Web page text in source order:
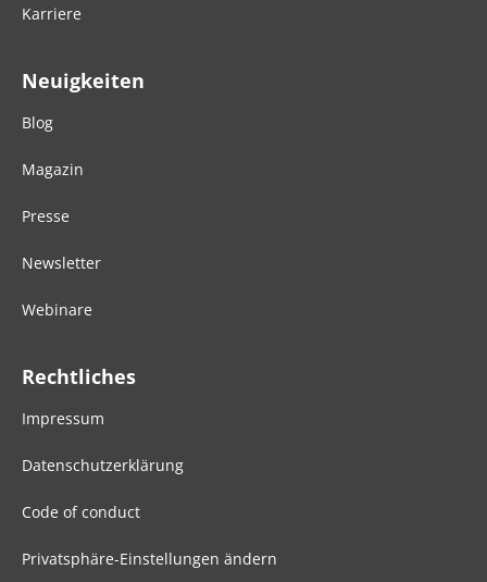
Karriere
Neuigkeiten
Blog
Magazin
Presse
Newsletter
Webinare
Rechtliches
Impressum
Datenschutzerklärung
Code of conduct
Privatsphäre-Einstellungen ändern